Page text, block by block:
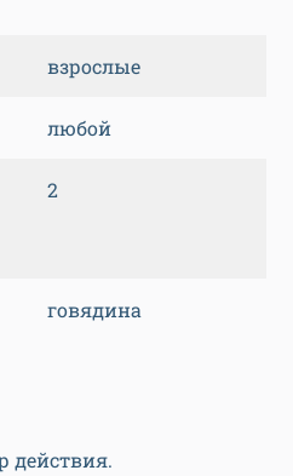
взрослые
любой
2
говядина
действия.